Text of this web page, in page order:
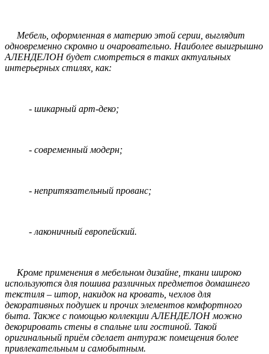
Мебель, оформленная в материю этой серии, выглядит
одновременно скромно и очаровательно. Наиболее выигрышно
АЛЕНДЕЛОН будет смотреться в таких актуальных
интерьерных стилях, как:
- шикарный арт-деко;
- современный модерн;
- непритязательный прованс;
- лаконичный европейский.
Кроме применения в мебельном дизайне, ткани широко
используются для пошива различных предметов домашнего
текстиля – штор, накидок на кровать, чехлов для
декоративных подушек и прочих элементов комфортного
быта. Также с помощью коллекции АЛЕНДЕЛОН можно
декорировать стены в спальне или гостиной. Такой
оригинальный приём сделает антураж помещения более
привлекательным и самобытным.